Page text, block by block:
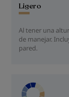
Ligero
Al tener una
de manejar.
pared.